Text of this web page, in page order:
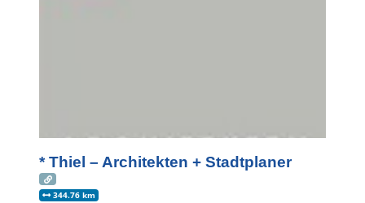
* Thiel – Architekten + Stadtplaner
344.76 km